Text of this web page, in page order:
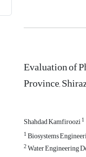
Evaluation of
Province,
Shahdad Kamfiroozi1
1Biosystems
2Water Engineering